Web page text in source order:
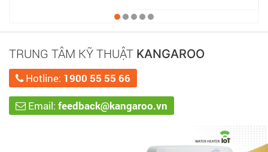
TRUNG TÂM KỸ THUẬT KANGAROO
Hotline: 1900 55 55 66
Email: feedback@kangaroo.vn